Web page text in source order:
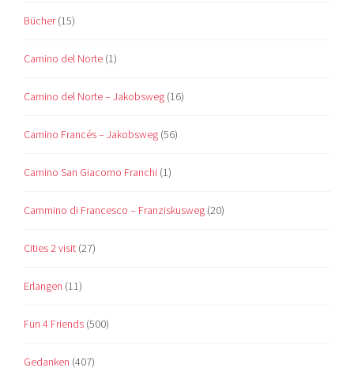
Bücher(15)
Camino del Norte (1)
Camino del Norte – Jakobsweg (16)
Camino Francés – Jakobsweg (56)
Camino San Giacomo Franchi (1)
Cammino di Francesco – Franziskusweg (20)
Cities 2 visit (27)
Erlangen (11)
Fun 4 Friends (500)
Gedanken (407)